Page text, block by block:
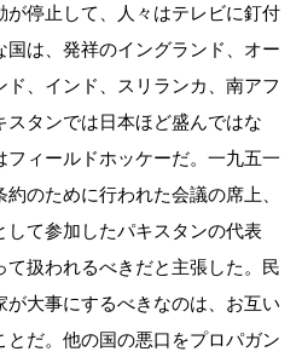
が停止して、人々はテレビに釘付
は、発祥のイングランド、オー
、インド、スリランカ、南アフ
スタンでは日本ほど盛んではな
ィールドホッケーだ。一九五一
のために行われた会議の席上、
て参加したパキスタンの代表
扱われるべきだと主張した。民
大事にするべきなのは、お互い
だ。他の国の悪口をプロパガン